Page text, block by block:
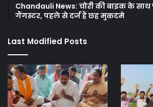
Chandauli News: चोरी की बाइक के
गैंगस्टर, पहले से दर्ज हैं छह मुकदमे
Last Modified Posts